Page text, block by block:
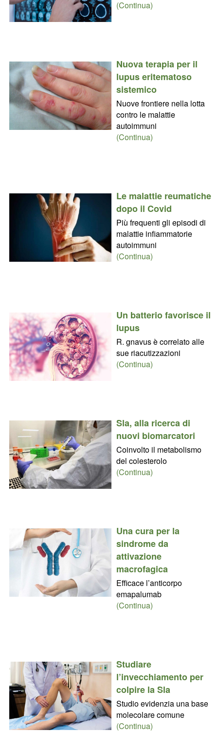
(Continua)
Nuova terapia per il
lupus eritematoso
sistemico
Nuove frontiere nella lotta
contro le malattie
autoimmuni
(Continua)
Le malattie reumatiche
dopo il Covid
Più frequenti gli episodi di
malattie infiammatorie
autoimmuni
(Continua)
Un batterio favorisce il
lupus
R. gnavus è correlato alle
sue riacutizzazioni
(Continua)
Sla, alla ricerca di
nuovi biomarcatori
Coinvolto il metabolismo
del colesterolo
(Continua)
Una cura per la
sindrome da
attivazione
macrofagica
Efficace l’anticorpo
emapalumab
(Continua)
Studiare
l’invecchiamento per
colpire la Sla
Studio evidenzia una base
molecolare comune
(Continua)